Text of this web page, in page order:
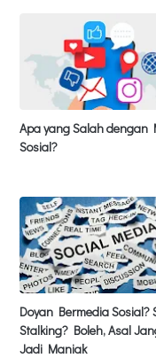
Apa yang Salah dengan
Sosial?
Doyan Bermedia Sosial?
Stalking? Boleh, Asal
Jadi Maniak